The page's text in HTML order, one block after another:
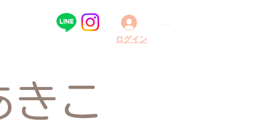
きこ
​ログイン